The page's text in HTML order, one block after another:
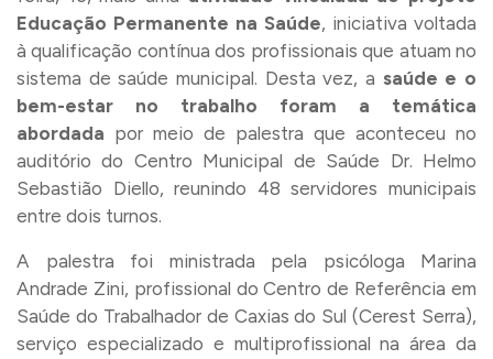
Educação Permanente na Saúde, iniciativa voltada
à qualificação contínua dos profissionais que atuam no
sistema de saúde municipal. Desta vez, a saúde e o
bem-estar no trabalho foram a temática
abordada por meio de palestra que aconteceu no
auditório do Centro Municipal de Saúde Dr. Helmo
Sebastião Diello, reunindo 48 servidores municipais
entre dois turnos.
A palestra foi ministrada pela psicóloga Marina
Andrade Zini, profissional do Centro de Referência em
Saúde do Trabalhador de Caxias do Sul (Cerest Serra),
serviço especializado e multiprofissional na área da